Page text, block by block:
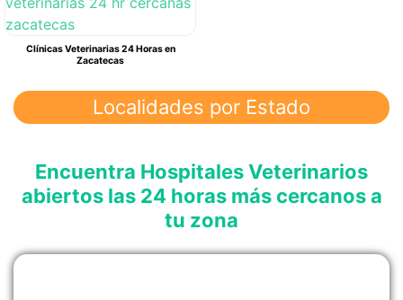
Clínicas Veterinarias 24 Horas en
Zacatecas
Localidades por Estado
Encuentra Hospitales Veterinarios
abiertos las 24 horas más cercanos a
tu zona